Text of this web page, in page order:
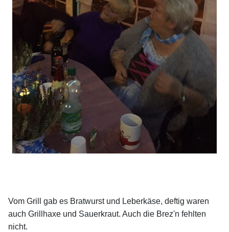
Vom Grill gab es Bratwurst und Leberkäse, deftig waren
auch Grillhaxe und Sauerkraut. Auch die Brez'n fehlten
nicht.